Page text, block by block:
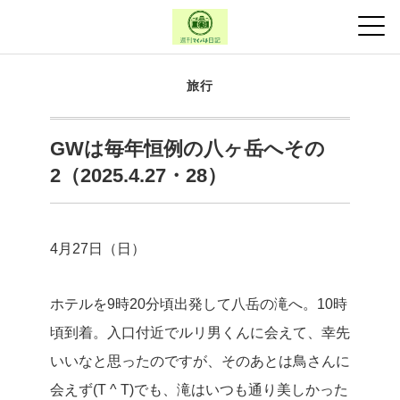
旅行
GWは毎年恒例の八ヶ岳へその
2（2025.4.27・28）
4月27日（日）
ホテルを9時20分頃出発して八岳の滝へ。10時
頃到着。入口付近でルリ男くんに会えて、幸先
いいなと思ったのですが、そのあとは鳥さんに
会えず(T ^ T)でも、滝はいつも通り美しかった